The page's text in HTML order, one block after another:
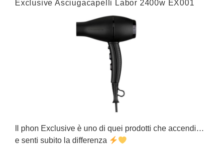
Exclusive Asciugacapelli Labor 2400w EX001
Il phon Exclusive è uno di quei prodotti che accendi…
e senti subito la differenza